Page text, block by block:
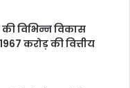
की विभिन्न विकास
करोड़ की वित्तीय